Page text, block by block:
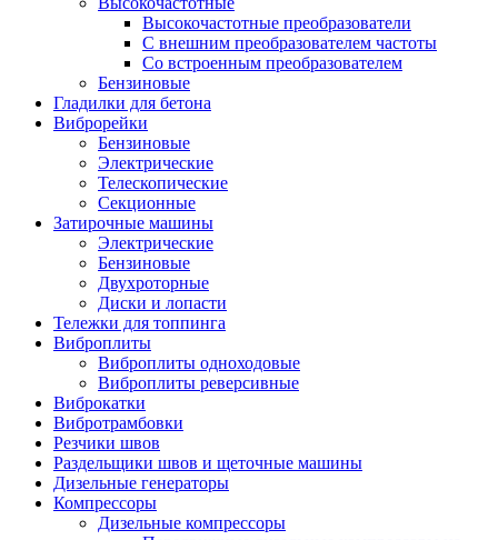
Высокочастотные преобразователи
С внешним преобразователем частоты
Cо встроенным преобразователем
Бензиновые
Гладилки для бетона
Виброрейки
Бензиновые
Электрические
Телескопические
Секционные
Затирочные машины
Электрические
Бензиновые
Двухроторные
Диски и лопасти
Тележки для топпинга
Виброплиты
Виброплиты одноходовые
Виброплиты реверсивные
Виброкатки
Вибротрамбовки
Резчики швов
Раздельщики швов и щеточные машины
Дизельные генераторы
Компрессоры
Дизельные компрессоры